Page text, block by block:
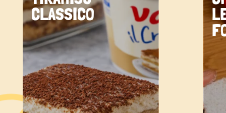
CLASSICO